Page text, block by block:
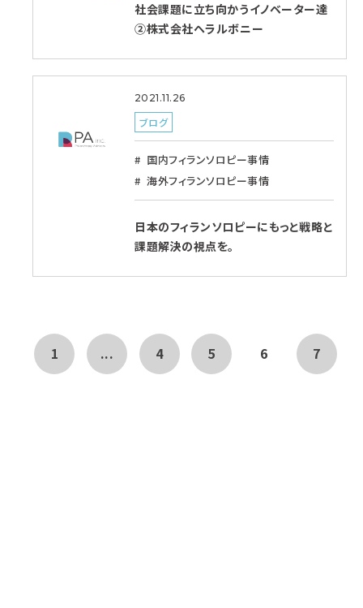
社会課題に立ち向かうイノベーター達
②株式会社ヘラルボニー
2021.11.26
ブログ
国内フィランソロピー事情
海外フィランソロピー事情
日本のフィランソロピーにもっと戦略と
課題解決の視点を。
1 ... 4 5 6 7